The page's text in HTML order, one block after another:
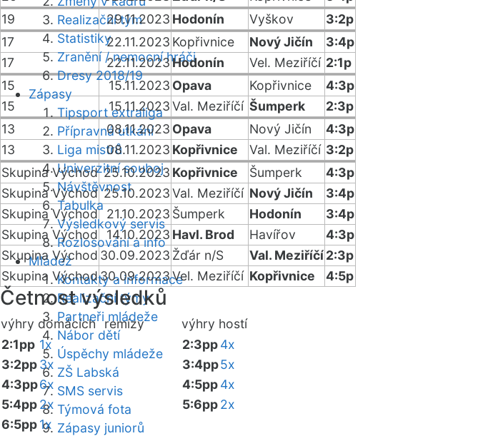
Realizační tým
Statistiky
Zranění / nemocní hráči
Dresy 2018/19
Zápasy
Tipsport extraliga
Přípravná utkání
Liga mistrů
Univerzitní souboj
Návštěvnost
Tabulka
Výsledkový servis
Rozlosování a info
Mládež
Kontakty a informace
Realizační týmy
Partneři mládeže
Nábor dětí
Úspěchy mládeže
ZŠ Labská
SMS servis
Týmová fota
Zápasy juniorů
19
29.11.2023 Hodonín Vyškov
3:2p
17
22.11.2023 Kopřivnice Nový Jičín
3:4p
17
22.11.2023Hodonín Vel. Meziříčí 2:1p
15
15.11.2023 Opava Kopřivnice
4:3p
15
15.11.2023Val. Meziříčí Šumperk
2:3p
13
08.11.2023 Opava Nový Jičín
4:3p
13
08.11.2023 Kopřivnice Val. Meziříčí 3:2p
Skupina Východ 25.10.2023 Kopřivnice Šumperk
4:3p
Skupina Východ 25.10.2023Val. Meziříčí Nový Jičín
3:4p
Skupina Východ
21.10.2023 Šumperk Hodonín
3:4p
Skupina Východ
14.10.2023 Havl. Brod Havířov
4:3p
Skupina Východ 30.09.2023 Žďár n/S Val. Meziříčí2:3p
Skupina Východ30.09.2023Vel. Meziříčí Kopřivnice 4:5p
Četnost výsledků
výhry domácíchremízy výhry hostí
2:1pp 1x
3:2pp3x
4:3pp6x
5:4pp2x
6:5pp1x
2:3pp4x
3:4pp5x
4:5pp4x
5:6pp2x